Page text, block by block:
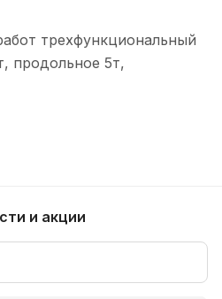
трехфункциональный
продольное 5т,
и акции